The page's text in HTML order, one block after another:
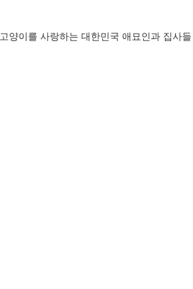
고양이를 사랑하는 대한민국 애묘인과 집사들